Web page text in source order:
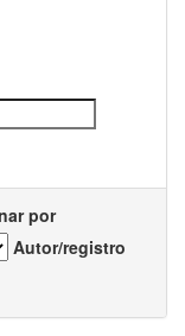
por
Autor/registro